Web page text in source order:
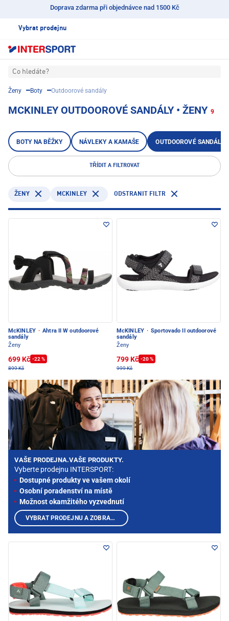
Doprava zdarma při objednávce nad 1500 Kč
Vybrat prodejnu
Co hledáte?
Ženy Boty Outdoorové sandály
MCKINLEY OUTDOOROVÉ SANDÁLY • ŽENY 9
BOTY NA BĚŽKY NÁVLEKY A KAMAŠE OUTDOOROVÉ SANDÁLY
TŘÍDIT A FILTROVAT
ŽENY MCKINLEY ODSTRANIT FILTR
McKINLEY · Ahtra II W outdoorové
sandály
Ženy
699 Kč -22 %
899 Kč
McKINLEY · Sportovado II outdoorové
sandály
Ženy
799 Kč -20 %
999 Kč
VAŠE PRODEJNA.VAŠE PRODUKTY.
Vyberte prodejnu INTERSPORT:
Dostupné produkty ve vašem okolí
Osobní poradenství na místě
Možnost okamžitého vyzvednutí
VYBRAT PRODEJNU A ZOBRAZIT PRODUKTY